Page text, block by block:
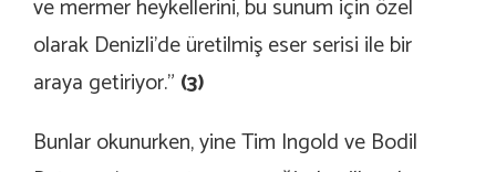
ve mermer heykellerini, bu sunum için özel
olarak Denizli’de üretilmiş eser serisi ile bir
araya getiriyor.” (3)
Bunlar okunurken, yine Tim Ingold ve Bodil